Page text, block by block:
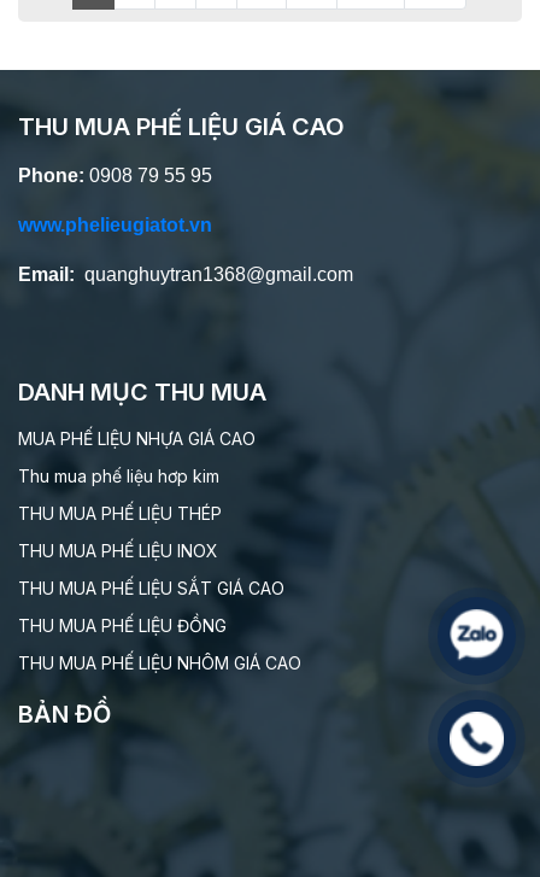
THU MUA PHẾ LIỆU GIÁ CAO
Phone: 0908 79 55 95
www.phelieugiatot.vn
Email: quanghuytran1368@gmail.com
DANH MỤC THU MUA
MUA PHẾ LIỆU NHỰA GIÁ CAO
Thu mua phế liệu hơp kim
THU MUA PHẾ LIỆU THÉP
THU MUA PHẾ LIỆU INOX
THU MUA PHẾ LIỆU SẮT GIÁ CAO
THU MUA PHẾ LIỆU ĐỒNG
THU MUA PHẾ LIỆU NHÔM GIÁ CAO
BẢN ĐỒ